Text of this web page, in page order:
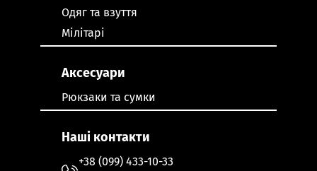
Одяг та взуття
Мілітарі
Аксесуари
Рюкзаки та сумки
Наші контакти
+38 (099) 433-10-33